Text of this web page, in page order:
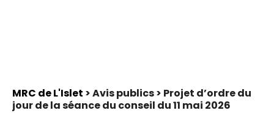
MRC de L'Islet > Avis publics > Projet d’ordre du
jour de la séance du conseil du 11 mai 2026